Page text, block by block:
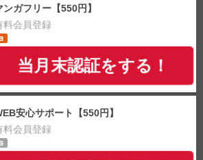
ンガフリー【550円】
料会員登録
当月末認証をする！
安心サポート【550円】
料会員登録